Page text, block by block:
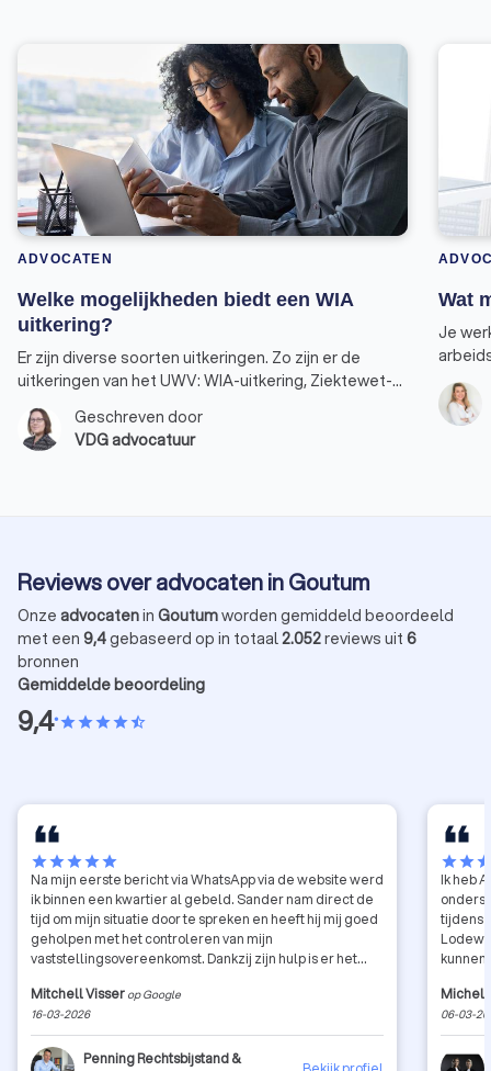
ADVOCATEN
Welke mogelijkheden biedt een WIA
uitkering?
Er zijn diverse soorten uitkeringen. Zo zijn er de
uitkeringen van het UWV: WIA-uitkering, Ziektewet-
uitkering, Wajong, WW, en een uitkering van de
gemeente: bijstandsuitkering.
Geschreven door
VDG advocatuur
Wat
Je
voor
snel
Moet
Reviews over advocaten in Goutum
Onze advocatenin Goutumworden gemiddeld beoordeeld
met een 9,4gebaseerd op in totaal2.052reviews uit 6
bronnen
Gemiddelde beoordeling
9,4•starstarstarstarstar_half
starstarstarstarstar
Na mijn eerste bericht via WhatsApp via de website werd
ik binnen een kwartier al gebeld. Sander nam direct de
tijd om mijn situatie door te spreken en heeft hij mij goed
geholpen met het controleren van mijn
vaststellingsovereenkomst. Dankzij zijn hulp is er het
duidelijk en zeker aan te raden!
Mitchell Visser op Google
16-03-2026
Penning Rechtsbijstand &
starstar
Ik heb
tijdens
kan
Michel
06-03-